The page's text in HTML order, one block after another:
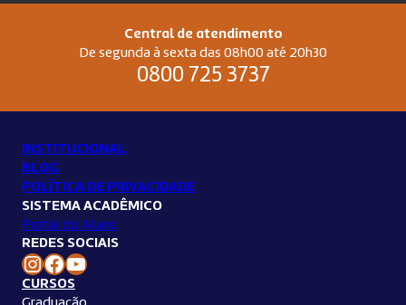
Central de atendimento
De segunda à sexta das 08h00 até 20h30
0800 725 3737
INSTITUCIONAL
BLOG
POLÍTICA DE PRIVACIDADE
SISTEMA ACADÊMICO
Portal do Aluno
REDES SOCIAIS
Instagram Unilins Facebook Unilins Youtube Unilins
CURSOS